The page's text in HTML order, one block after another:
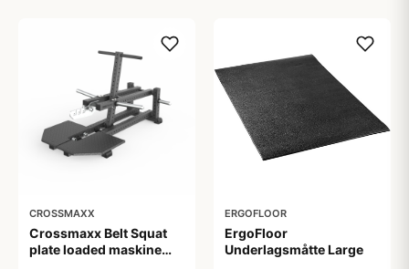
CROSSMAXX
Crossmaxx Belt Squat
plate loaded maskine
ERGOFLOOR
ErgoFloor
Underlagsmåtte Large